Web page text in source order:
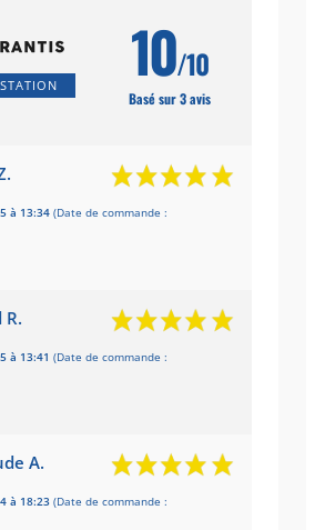
10/10
Basé sur 3 avis
à 13:34 (Date de commande :
à 13:41 (Date de commande :
A.
à 18:23 (Date de commande :